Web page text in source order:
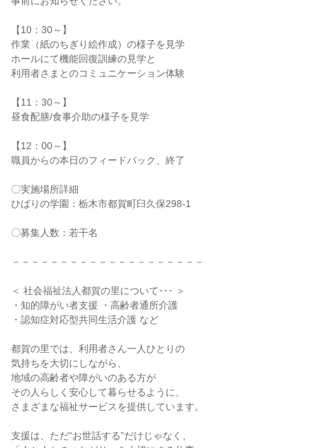
【10：30～】
作業（紙のちぎり絵作成）の様子を見学
ホールにて機能回復訓練の見学と
利用者さまとのコミュニケーション体験
【11：30～】
昼食配膳/食事介助の様子を見学
【12：00～】
職員からの本日のフィードバック、終了
〇実施場所詳細
ひばりの学園：栃木市都賀町臼久保298-1
〇募集人数：若干名
－－－－－－－－－－－－－－－－－－－－
＜ 社会福祉法人都賀の里について･･･ ＞
・知的障がい者支援 ・高齢者通所介護
・認知症対応型共同生活介護 など
都賀の里では、利用者さん一人ひとりの
気持ちを大切にしながら、
地域の高齢者や障がいのある方が
その人らしく安心して暮らせるように、
さまざまな福祉サービスを提供しています。
支援は、ただ“お世話する”だけじゃなく、